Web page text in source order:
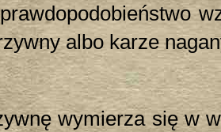
albo karze
wymierza się w